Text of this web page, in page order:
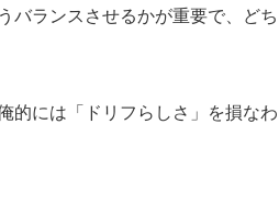
バランスさせるかが重要で、どち
的には「ドリフらしさ」を損なわ